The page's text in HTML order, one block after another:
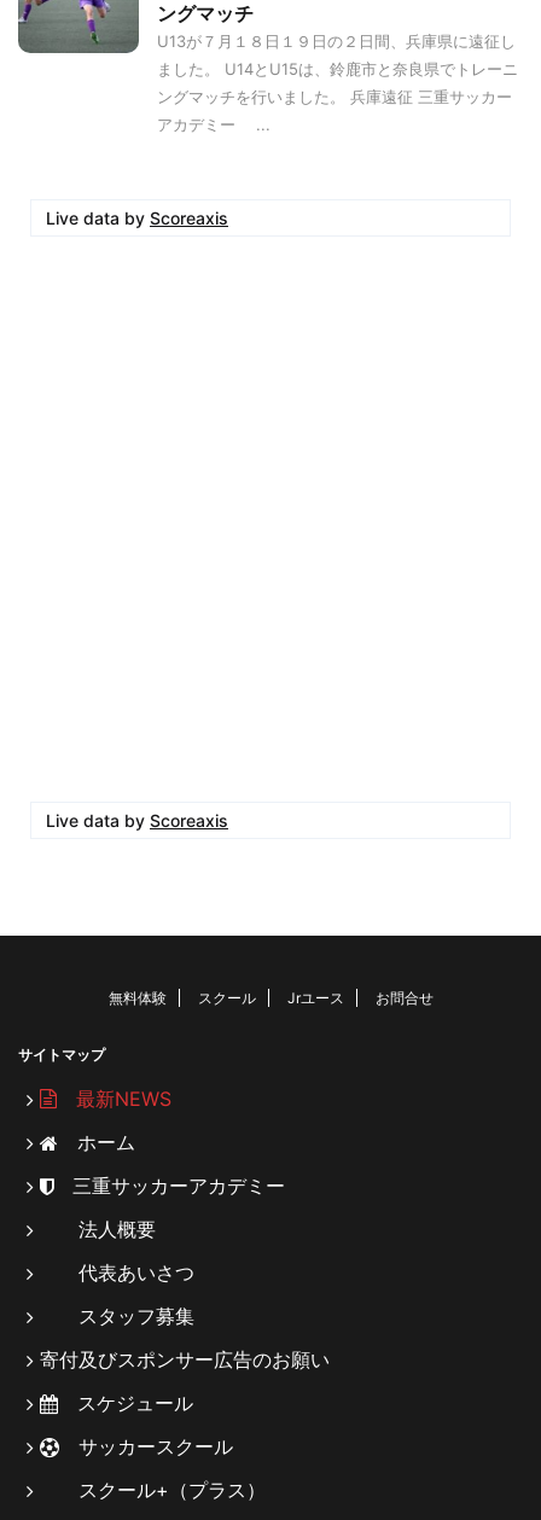
ングマッチ
U13が７月１８日１９日の２日間、兵庫県に遠征し
ました。 U14とU15は、鈴鹿市と奈良県でトレーニ
ングマッチを行いました。 兵庫遠征 三重サッカー
アカデミー ...
Live data by Scoreaxis
Live data by Scoreaxis
無料体験 スクール Jrユース お問合せ
サイトマップ
最新NEWS
ホーム
三重サッカーアカデミー
法人概要
代表あいさつ
スタッフ募集
寄付及びスポンサー広告のお願い
スケジュール
サッカースクール
スクール+（プラス）